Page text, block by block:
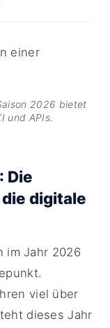
2026 bietet
und APIs.
Die
digitale
im Jahr 2026
viel über
dieses Jahr